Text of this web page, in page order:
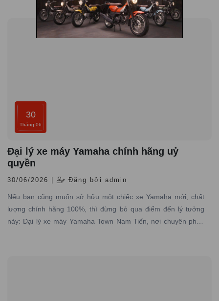
dịch vụ đạt tiêu chuẩn hãng, uy tín hàng đầu.
30
Tháng 06
Đại lý xe máy Yamaha chính hãng uỷ
quyền
30/06/2026 | Đăng bởi admin
Nếu bạn cũng muốn sở hữu một chiếc xe Yamaha mới, chất
lượng chính hãng 100%, thì đừng bỏ qua điểm đến lý tưởng
này: Đại lý xe máy Yamaha Town Nam Tiến, nơi chuyên phân